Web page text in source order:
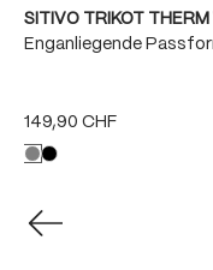
SITIVO TRIKOT THERM
Enganliegende
149,90 CHF